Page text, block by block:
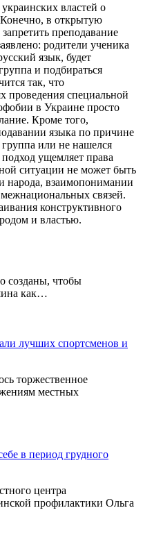
властей о
Конечно, в открытую
преподавание
родители ученика
язык, будет
и подбираться
так, что
проведения специальной
в Украине просто
Кроме того,
языка по причине
группа или не нашелся
ущемляет права
ситуации не может быть
народа, взаимопонимании
связей.
конструктивного
и властью.
созданы, чтобы
как…
лучших спортсменов и
торжественное
местных
в период грудного
центра
профилактики Ольга